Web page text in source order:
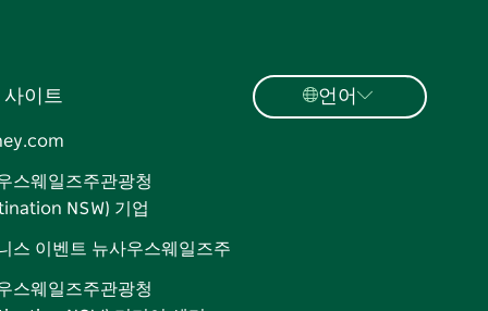
사이트
스웨일즈주관광청
NSW) 기업
스 이벤트 뉴사우스웨일즈주
스웨일즈주관광청
언어